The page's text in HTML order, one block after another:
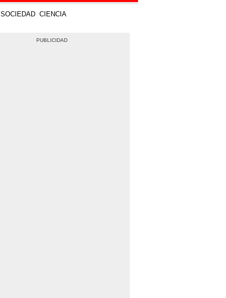
SOCIEDAD CIENCIA